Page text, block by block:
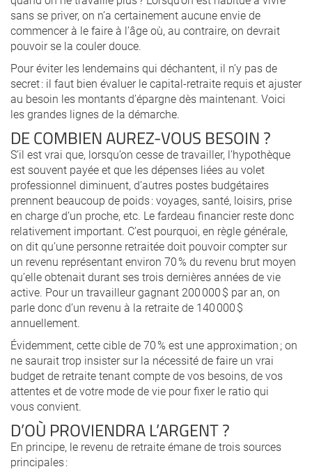
sans se priver, on n’a certainement aucune envie de
commencer à le faire à l’âge où, au contraire, on devrait
pouvoir se la couler douce.
Pour éviter les lendemains qui déchantent, il n’y pas de
secret : il faut bien évaluer le capital-retraite requis et ajuster
au besoin les montants d’épargne dès maintenant. Voici
les grandes lignes de la démarche.
DE COMBIEN AUREZ-VOUS BESOIN ?
S’il est vrai que, lorsqu’on cesse de travailler, l’hypothèque
est souvent payée et que les dépenses liées au volet
professionnel diminuent, d’autres postes budgétaires
prennent beaucoup de poids : voyages, santé, loisirs, prise
en charge d’un proche, etc. Le fardeau financier reste donc
relativement important. C’est pourquoi, en règle générale,
on dit qu’une personne retraitée doit pouvoir compter sur
un revenu représentant environ 70 % du revenu brut moyen
qu’elle obtenait durant ses trois dernières années de vie
active. Pour un travailleur gagnant 200 000 $ par an, on
parle donc d’un revenu à la retraite de 140 000 $
annuellement.
Évidemment, cette cible de 70 % est une approximation ; on
ne saurait trop insister sur la nécessité de faire un vrai
budget de retraite tenant compte de vos besoins, de vos
attentes et de votre mode de vie pour fixer le ratio qui
vous convient.
D’OÙ PROVIENDRA L’ARGENT ?
En principe, le revenu de retraite émane de trois sources
principales :